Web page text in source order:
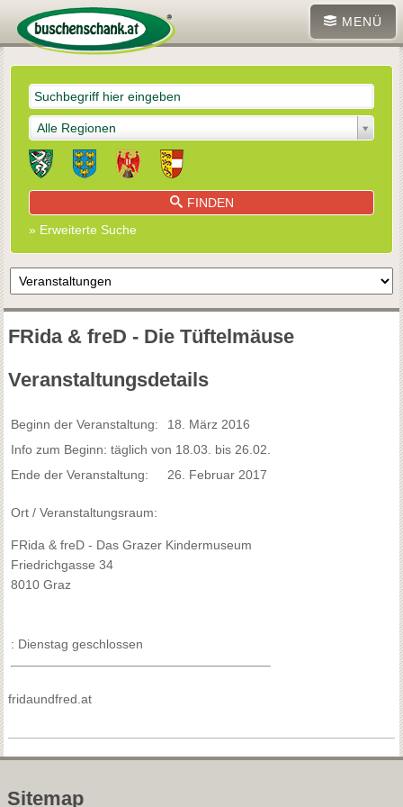
MENÜ
Alle Regionen
FINDEN
» Erweiterte Suche
FRida & freD - Die Tüftelmäuse
Veranstaltungsdetails
Beginn der Veranstaltung:
18. März 2016
Info zum Beginn: täglich von 18.03. bis 26.02.
Ende der Veranstaltung:
26. Februar 2017
Ort / Veranstaltungsraum:
FRida & freD - Das Grazer Kindermuseum
Friedrichgasse 34
8010 Graz
: Dienstag geschlossen
fridaundfred.at
Sitemap